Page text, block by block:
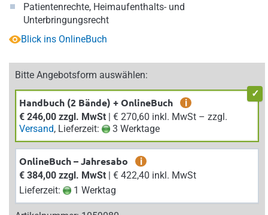
Patientenrechte, Heimaufenthalts- und
Unterbringungsrecht
Blick ins OnlineBuch
Bitte Angebotsform auswählen:
Handbuch (2 Bände) + OnlineBuch
i
€ 246,00 zzgl. MwSt
| € 270,60 inkl. MwSt – zzgl.
Versand, Lieferzeit: 3 Werktage
OnlineBuch – Jahresabo
i
€ 384,00 zzgl. MwSt
| € 422,40 inkl. MwSt
Lieferzeit:
1 Werktag